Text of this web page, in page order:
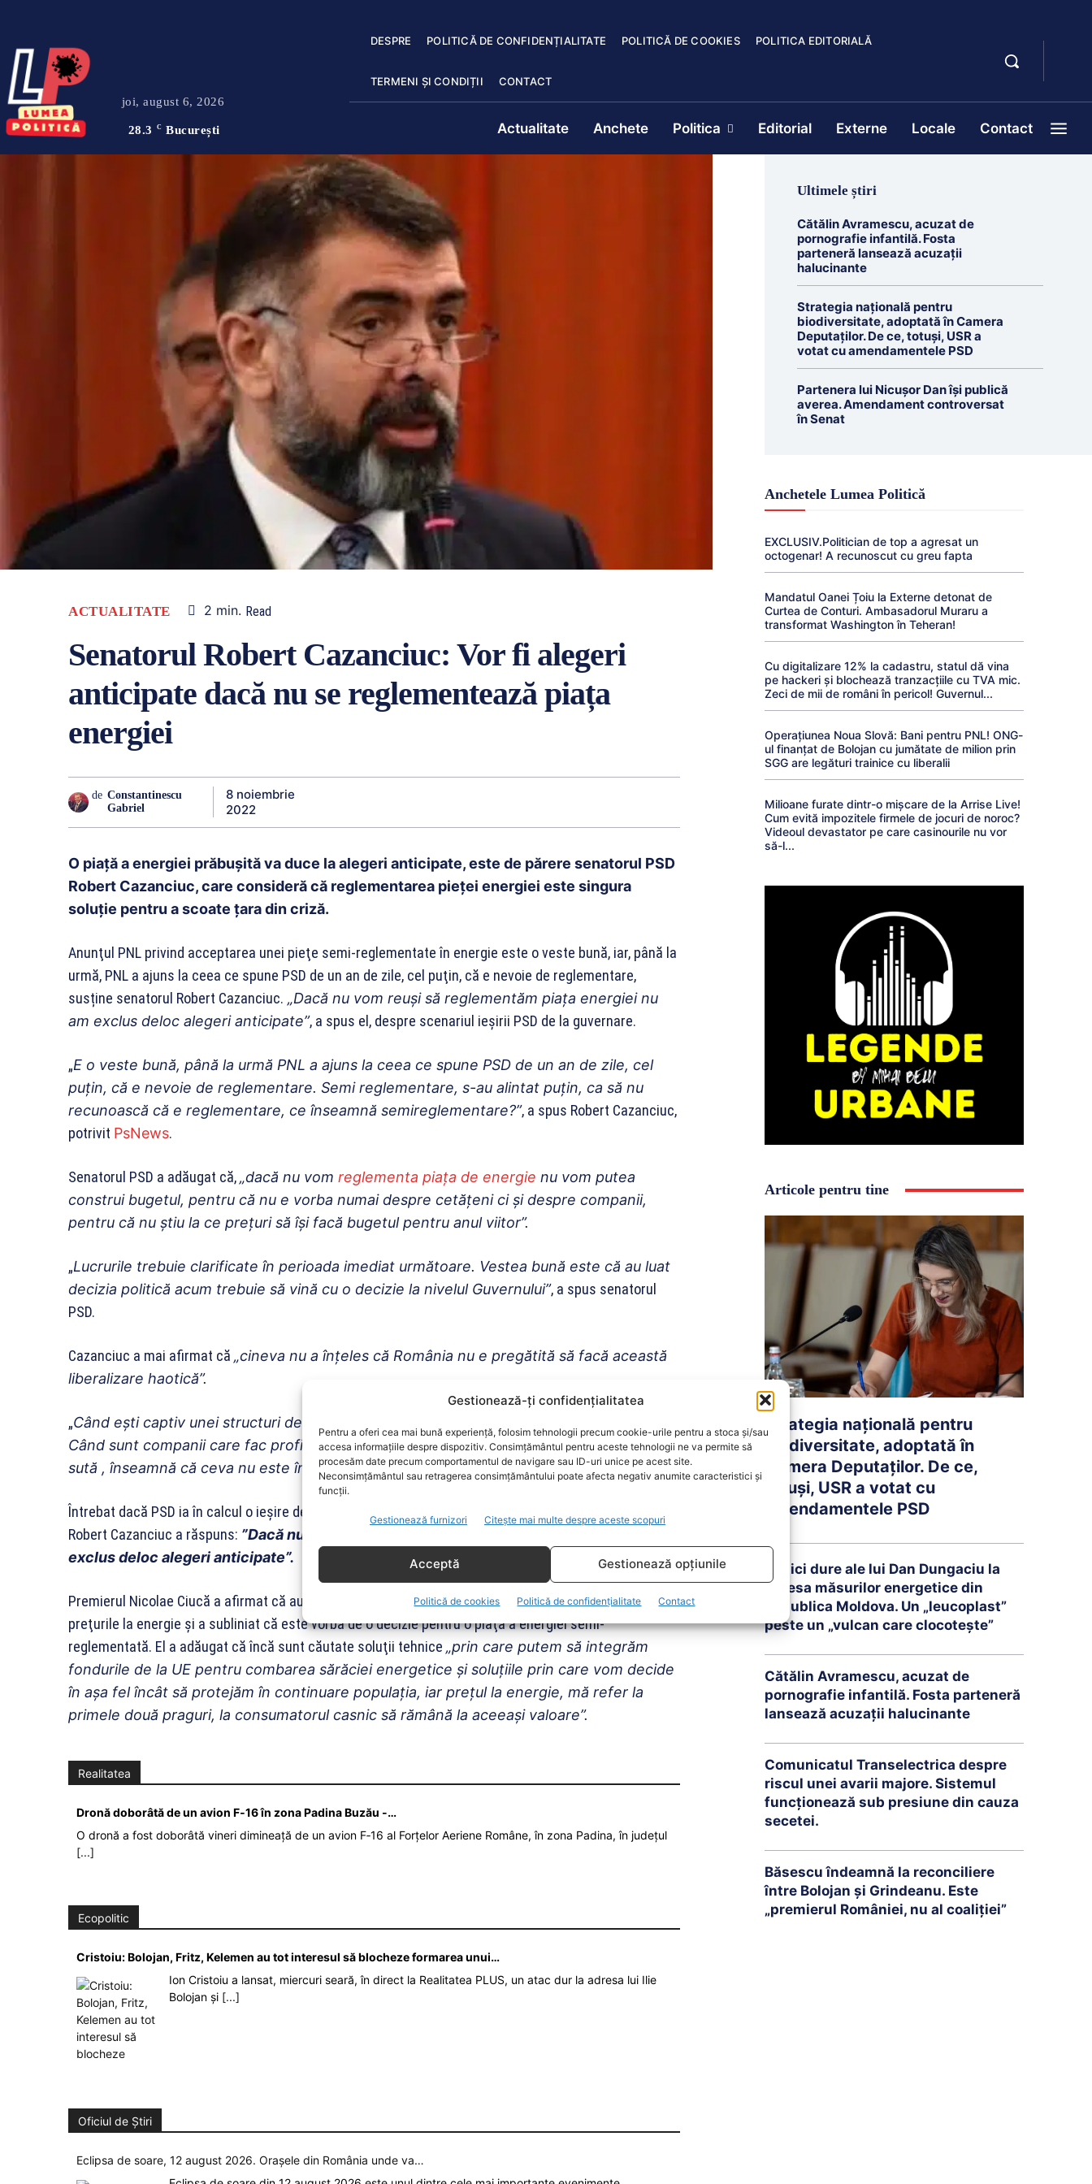
Gestionează-ți confidențialitatea
Pentru a oferi cea mai bună experiență, folosim tehnologii precum cookie-urile pentru a stoca și/sau
accesa informațiile despre dispozitiv. Consimțământul pentru aceste tehnologii ne va permite să
procesăm date precum comportamentul de navigare sau ID-uri unice pe acest site.
Neconsimțământul sau retragerea consimțământului poate afecta negativ anumite caracteristici și
funcții.
Gestionează furnizori Citește mai multe despre aceste scopuri
Acceptă Gestionează opțiunile
Politică de cookies Politică de confidențialitate Contact
joi, august 6, 2026
28.3 C București
DESPRE POLITICĂ DE CONFIDENȚIALITATE POLITICĂ DE COOKIES POLITICA EDITORIALĂ
TERMENI ȘI CONDIȚII CONTACT
Actualitate Anchete Politica Editorial Externe Locale Contact
ACTUALITATE 2 min. Read
Senatorul Robert Cazanciuc: Vor fi alegeri
anticipate dacă nu se reglementează piața
energiei
de Constantinescu
Gabriel
8 noiembrie
2022
O piață a energiei prăbușită va duce la alegeri anticipate, este de părere senatorul PSD
Robert Cazanciuc, care consideră că reglementarea pieței energiei este singura
soluție pentru a scoate țara din criză.
Anunţul PNL privind acceptarea unei pieţe semi-reglementate în energie este o veste bună, iar, până la
urmă, PNL a ajuns la ceea ce spune PSD de un an de zile, cel puţin, că e nevoie de reglementare,
susține senatorul Robert Cazanciuc. „Dacă nu vom reuşi să reglementăm piaţa energiei nu
am exclus deloc alegeri anticipate”, a spus el, despre scenariul ieşirii PSD de la guvernare.
„E o veste bună, până la urmă PNL a ajuns la ceea ce spune PSD de un an de zile, cel
puţin, că e nevoie de reglementare. Semi reglementare, s-au alintat puţin, ca să nu
recunoască că e reglementare, ce înseamnă semireglementare?”, a spus Robert Cazanciuc,
potrivit PsNews.
Senatorul PSD a adăugat că,„dacă nu vom reglementa piaţa de energie nu vom putea
construi bugetul, pentru că nu e vorba numai despre cetăţeni ci şi despre companii,
pentru că nu ştiu la ce preţuri să îşi facă bugetul pentru anul viitor”.
„Lucrurile trebuie clarificate în perioada imediat următoare. Vestea bună este că au luat
decizia politică acum trebuie să vină cu o decizie la nivelul Guvernului”, a spus senatorul
PSD.
Cazanciuc a mai afirmat că „cineva nu a înţeles că România nu e pregătită să facă această
liberalizare haotică”.
„Când eşti captiv unei structuri de energie nu poţi să spui că e o piaţă reglementată.(..)
Când sunt companii care fac profit în vreme de criză, de sută la sută, de două sute la
sută , înseamnă că ceva nu este în regulă”, a mai spus Robert Cazanciuc.
Întrebat dacă PSD ia în calcul o ieşire de la guvernare, în contextul rotaţiei premierilor, anul viitor,
Robert Cazanciuc a răspuns: ”Dacă nu vom reuşi să reglementăm piaţa energiei nu am
exclus deloc alegeri anticipate”.
Premierul Nicolae Ciucă a afirmat că au fost discuţii, în Biroul Politic Naţional al PNL de luni, despre
preţurile la energie şi a subliniat că este vorba de o decizie pentru o piaţă a energiei semi-
reglementată. El a adăugat că încă sunt căutate soluţii tehnice „prin care putem să integrăm
fondurile de la UE pentru combarea sărăciei energetice şi soluţiile prin care vom decide
în aşa fel încât să protejăm în continuare populaţia, iar preţul la energie, mă refer la
primele două praguri, la consumatorul casnic să rămână la aceeaşi valoare”.
Realitatea
Dronă doborâtă de un avion F‑16 în zona Padina Buzău -…
O dronă a fost doborâtă vineri dimineață de un avion F‑16 al Forțelor Aeriene Române, în zona Padina, în județul
[...]
Ecopolitic
Cristoiu: Bolojan, Fritz, Kelemen au tot interesul să blocheze formarea unui…
Ion Cristoiu a lansat, miercuri seară, în direct la Realitatea PLUS, un atac dur la adresa lui Ilie
Bolojan și [...]
Oficiul de Știri
Eclipsa de soare, 12 august 2026. Orașele din România unde va…
Ultimele știri
Cătălin Avramescu, acuzat de
pornografie infantilă. Fosta
parteneră lansează acuzații
halucinante
Strategia națională pentru
biodiversitate, adoptată în Camera
Deputaților. De ce, totuși, USR a
votat cu amendamentele PSD
Partenera lui Nicușor Dan își publică
averea. Amendament controversat
în Senat
Anchetele Lumea Politică
EXCLUSIV.Politician de top a agresat un
octogenar! A recunoscut cu greu fapta
Mandatul Oanei Țoiu la Externe detonat de
Curtea de Conturi. Ambasadorul Muraru a
transformat Washington în Teheran!
Cu digitalizare 12% la cadastru, statul dă vina
pe hackeri și blochează tranzacțiile cu TVA mic.
Zeci de mii de români în pericol! Guvernul...
Operațiunea Noua Slovă: Bani pentru PNL! ONG-
ul finanțat de Bolojan cu jumătate de milion prin
SGG are legături trainice cu liberalii
Milioane furate dintr-o mișcare de la Arrise Live!
Cum evită impozitele firmele de jocuri de noroc?
Videoul devastator pe care casinourile nu vor
să-l...
Articole pentru tine
Strategia națională pentru
biodiversitate, adoptată în
Camera Deputaților. De ce,
totuși, USR a votat cu
amendamentele PSD
Critici dure ale lui Dan Dungaciu la
adresa măsurilor energetice din
Republica Moldova. Un „leucoplast”
peste un „vulcan care clocotește”
Cătălin Avramescu, acuzat de
pornografie infantilă. Fosta parteneră
lansează acuzații halucinante
Comunicatul Transelectrica despre
riscul unei avarii majore. Sistemul
funcționează sub presiune din cauza
secetei.
Băsescu îndeamnă la reconciliere
între Bolojan și Grindeanu. Este
„premierul României, nu al coaliției”